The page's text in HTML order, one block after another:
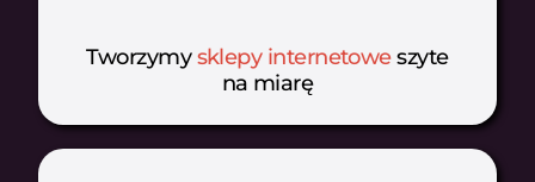
Tworzymysklepy internetoweszyte
na miarę